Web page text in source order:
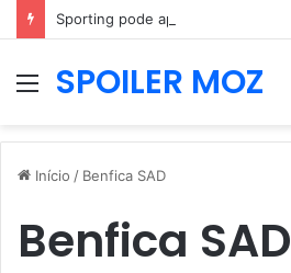
MenuSPOILER MOZ
Início / Benfica SAD
Benfica SAD